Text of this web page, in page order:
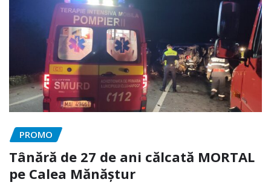
PROMO
Tânără de 27 de ani călcată MORTAL
pe Calea Mănăștur